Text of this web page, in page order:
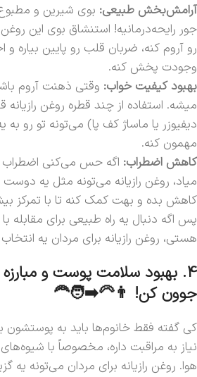
آرامش‌بخش طبیعی: بوی شیرین و
جور رایحه‌درمانیه! استنشاق بوی این
رو آروم کنه، ضربان قلب رو پایین بیاره
وجودت پخش کنه.
بهبود کیفیت خواب: وقتی ذهنت آروم
میشه. استفاده از چند قطره روغن رازیانه
دیفیوزر یا ماساژ کف پا) می‌تونه تو رو
مهمون کنه.
کاهش اضطراب: اگه حس می‌کنی اضطراب
میاد، روغن رازیانه می‌تونه مثل یه
کاهش بده و بهت کمک کنه تا با تمرکز
پس اگه دنبال یه راه طبیعی برای مقابله
هستی، روغن رازیانه برای مردان یه انتخاب
4. بهبود سلامت پوست و
جوون کن! 👨‍🦳➡️🧑‍🦰
کی گفته فقط خانوم‌ها باید به
نیاز به مراقبت داره، مخصوصاً با
هوا. روغن رازیانه برای مردان می‌تونه یه